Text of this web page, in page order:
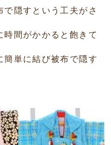
隠すという工夫がさ
時間がかかると飽きて
簡単に結び被布で隠す